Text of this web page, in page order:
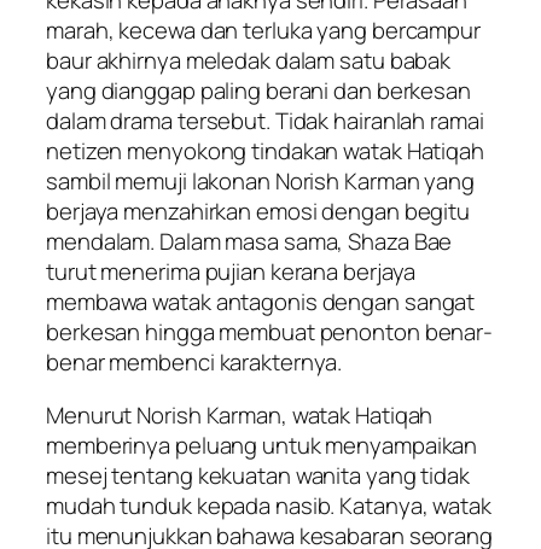
marah, kecewa dan terluka yang bercampur
baur akhirnya meledak dalam satu babak
yang dianggap paling berani dan berkesan
dalam drama tersebut. Tidak hairanlah ramai
netizen menyokong tindakan watak Hatiqah
sambil memuji lakonan Norish Karman yang
berjaya menzahirkan emosi dengan begitu
mendalam. Dalam masa sama, Shaza Bae
turut menerima pujian kerana berjaya
membawa watak antagonis dengan sangat
berkesan hingga membuat penonton benar-
benar membenci karakternya.
Menurut Norish Karman, watak Hatiqah
memberinya peluang untuk menyampaikan
mesej tentang kekuatan wanita yang tidak
mudah tunduk kepada nasib. Katanya, watak
itu menunjukkan bahawa kesabaran seorang